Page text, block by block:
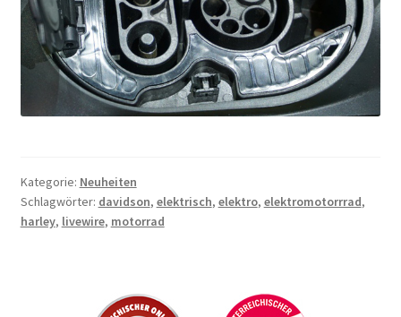
Kategorie: Neuheiten
Schlagwörter: davidson, elektrisch, elektro, elektromotorrrad,
harley, livewire, motorrad